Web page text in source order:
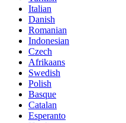
Italian
Danish
Romanian
Indonesian
Czech
Afrikaans
Swedish
Polish
Basque
Catalan
Esperanto